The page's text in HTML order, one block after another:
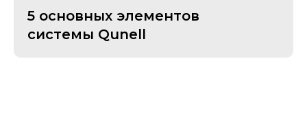
5 основных элементов
системы Qunell